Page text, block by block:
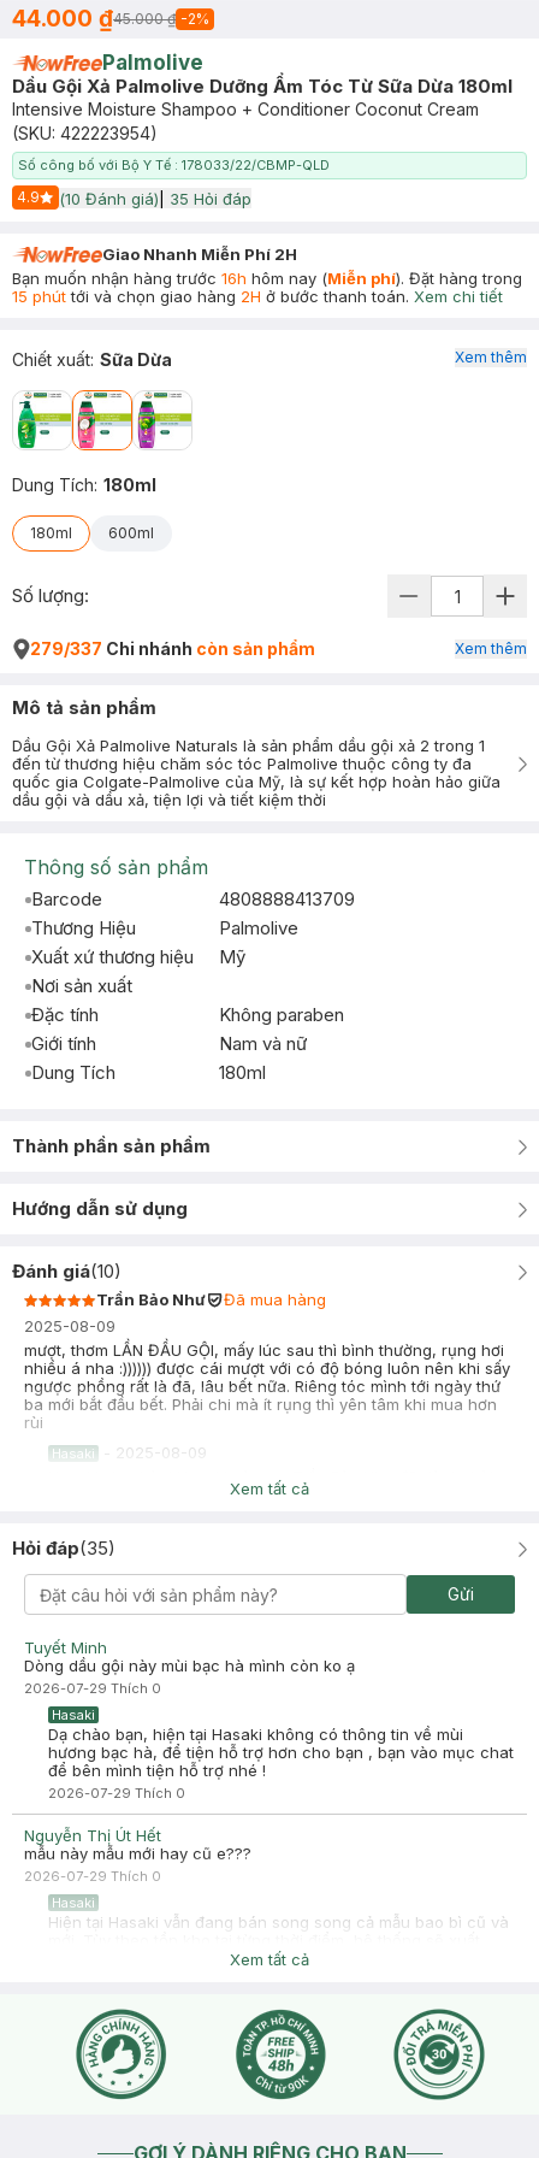
44.000 ₫45.000 ₫ -2%
Palmolive
Dầu Gội Xả Palmolive Dưỡng Ẩm Tóc Từ Sữa Dừa 180ml
Intensive Moisture Shampoo + Conditioner Coconut Cream
(SKU: 422223954)
Số công bố với Bộ Y Tế : 178033/22/CBMP-QLD
4.9
Start Icon
(10 Đánh giá) 35 Hỏi đáp
Giao Nhanh Miễn Phí 2H
Bạn muốn nhận hàng trước 16h hôm nay (Miễn phí). Đặt hàng trong
15 phúttới và chọn giao hàng 2H ở bước thanh toán. Xem chi tiết
Chiết xuất: Sữa Dừa
Dung Tích: 180ml
180ml 600ml
Xem thêm
Số lượng:
279/337 Chi nhánh còn sản phẩm Xem thêm
Mô tả sản phẩm
Dầu Gội Xả Palmolive Naturals là sản phẩm dầu gội xả 2 trong 1
đến từ thương hiệu chăm sóc tóc Palmolive thuộc công ty đa
quốc gia Colgate-Palmolive của Mỹ, là sự kết hợp hoàn hảo giữa
dầu gội và dầu xả, tiện lợi và tiết kiệm thời
Thông số sản phẩm
Barcode
4808888413709
Thương Hiệu
Palmolive
Xuất xứ thương hiệu
Mỹ
Nơi sản xuất
Đặc tính
Không paraben
Giới tính
Nam và nữ
Dung Tích
180ml
Thành phần sản phẩm
Hướng dẫn sử dụng
Đánh giá(10)
Trần Bảo Như
Đã mua hàng
2025-08-09
mượt, thơm LẦN ĐẦU GỘI, mấy lúc sau thì bình thường, rụng hơi
nhiều á nha :)))))) được cái mượt với có độ bóng luôn nên khi sấy
ngược phồng rất là đã, lâu bết nữa. Riêng tóc mình tới ngày thứ
ba mới bắt đầu bết. Phải chi mà ít rụng thì yên tâm khi mua hơn
rùi
Hasaki
2025-08-09
Hasaki xin chào! Hasaki cảm ơn Trần Bảo Như đã dành thời
gian đánh giá. Sự hài lòng của khách hàng là động lực to lớn
2025-08-08
gội xong tóc rụng quá trời chê nha
Hasaki -
Hasaki xin chào! Hasaki cảm ơn thanh trúc đã dành thời gian
đánh giá. Sự hài lòng của khách hàng là động lực to lớn để
Hasaki ngày càng phát triển hơn nữa về chất lượng dịch vụ.
Cảm ơn bạn đã tin tưởng và mua sắm tại Hasaki!
Xem tất cả
Hỏi đáp(35)
Gửi
Tuyết Minh
Dòng dầu gội này mùi bạc hà mình còn ko ạ
2026-07-29 Thích 0
Hasaki
Dạ chào bạn, hiện tại Hasaki không có thông tin về mùi
hương bạc hà, để tiện hỗ trợ hơn cho bạn , bạn vào mục chat
để bên mình tiện hỗ trợ nhé !
2026-07-29 Thích 0
Nguyễn Thị Út Hết
mẫu này mẫu mới hay cũ e???
2026-07-29 Thích 0
Hasaki
Hiện tại Hasaki vẫn đang bán song song cả mẫu bao bì cũ và
hàng theo mẫu có sẵn. Tuy nhiên, tất cả sản phẩm đều đảm
2026-07-29Thích
Xem tất cả
GỢI Ý DÀNH RIÊNG CHO BẠN